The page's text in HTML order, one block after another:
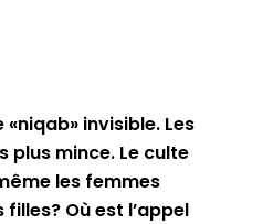
invisible. Les
plus mince. Le culte
les femmes
Où est l’appel